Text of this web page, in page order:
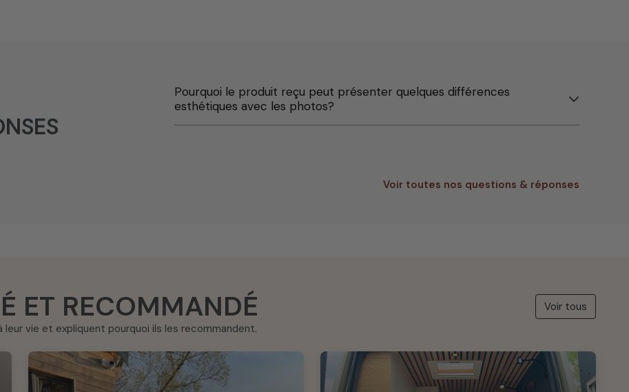
Pourquoi le produit reçu peut présenter quelques différences
esthétiques avec les photos?
Voir toutes nos questions & réponses
ET RECOMMANDÉ
Voir tous
vie et expliquent pourquoi ils les recommandent.